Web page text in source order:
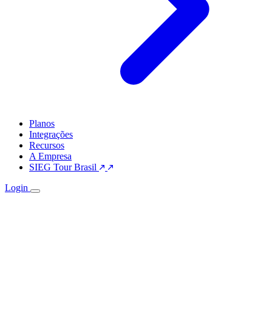
Planos
Integrações
Recursos
A Empresa
SIEG Tour Brasil
Login